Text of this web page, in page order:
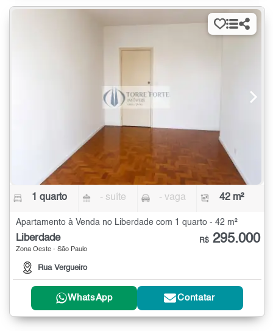
1 quarto - suíte - vaga 42 m²
Apartamento à Venda no Liberdade com 1 quarto - 42 m²
Liberdade
Zona Oeste - São Paulo
Rua Vergueiro
R$ 295.000
WhatsApp Contatar